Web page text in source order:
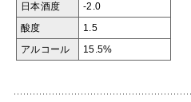
日本酒度 -2.0
酸度 1.5
アルコール 15.5%